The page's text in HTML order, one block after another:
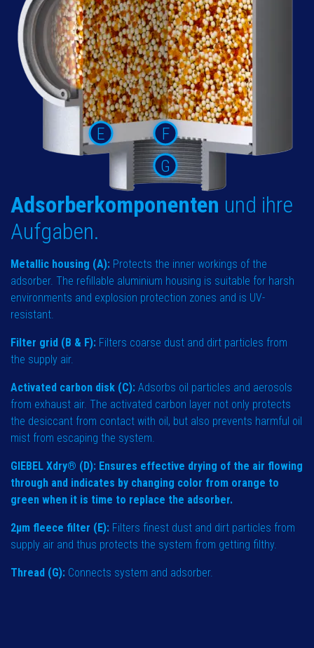
E
F
G
Adsorberkomponenten und ihre
Aufgaben.
Metallic housing (A): Protects the inner workings of the
adsorber. The refillable aluminium housing is suitable for harsh
environments and explosion protection zones and is UV-
resistant.
Filter grid (B & F): Filters coarse dust and dirt particles from
the supply air.
Activated carbon disk (C): Adsorbs oil particles and aerosols
from exhaust air. The activated carbon layer not only protects
the desiccant from contact with oil, but also prevents harmful oil
mist from escaping the system.
GIEBEL Xdry® (D): Ensures effective drying of the air flowing
through and indicates by changing color from orange to
green when it is time to replace the adsorber.
2µm fleece filter (E): Filters finest dust and dirt particles from
supply air and thus protects the system from getting filthy.
Thread (G): Connects system and adsorber.